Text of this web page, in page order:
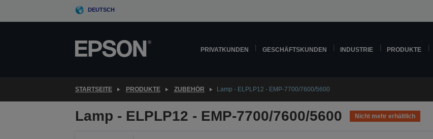
DEUTSCH
PRIVATKUNDEN GESCHÄFTSKUNDEN INDUSTRIE PRODUKTE
STARTSEITE PRODUKTE ZUBEHÖR Lamp - ELPLP12 - EMP-7700/7600/5600
Lamp - ELPLP12 - EMP-7700/7600/5600 Nicht mehr erhältlich